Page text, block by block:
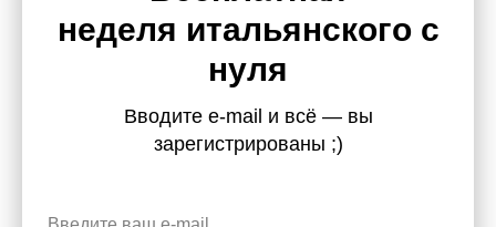
неделя итальянского с
нуля
Вводите e-mail и всё — вы
зарегистрированы ;)